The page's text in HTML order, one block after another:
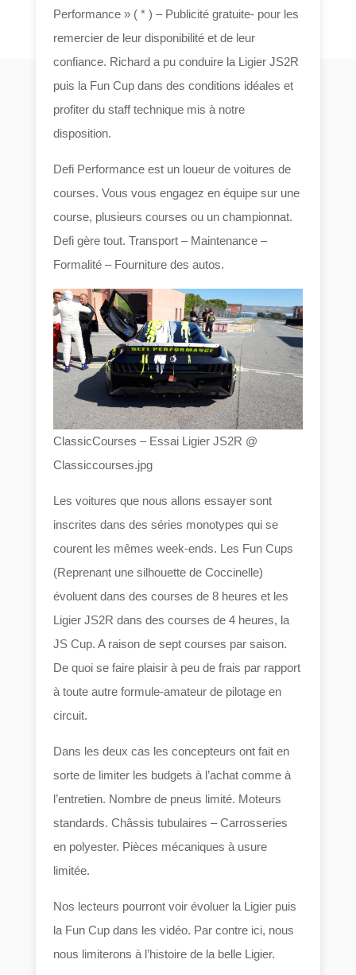
Performance » ( * ) – Publicité gratuite- pour les
remercier de leur disponibilité et de leur
confiance. Richard a pu conduire la Ligier JS2R
puis la Fun Cup dans des conditions idéales et
profiter du staff technique mis à notre
disposition.
Defi Performance est un loueur de voitures de
courses. Vous vous engagez en équipe sur une
course, plusieurs courses ou un championnat.
Defi gère tout. Transport – Maintenance –
Formalité – Fourniture des autos.
ClassicCourses – Essai Ligier JS2R @
Classiccourses.jpg
Les voitures que nous allons essayer sont
inscrites dans des séries monotypes qui se
courent les mêmes week-ends. Les Fun Cups
(Reprenant une silhouette de Coccinelle)
évoluent dans des courses de 8 heures et les
Ligier JS2R dans des courses de 4 heures, la
JS Cup. A raison de sept courses par saison.
De quoi se faire plaisir à peu de frais par rapport
à toute autre formule-amateur de pilotage en
circuit.
Dans les deux cas les concepteurs ont fait en
sorte de limiter les budgets à l’achat comme à
l’entretien. Nombre de pneus limité. Moteurs
standards. Châssis tubulaires – Carrosseries
en polyester. Pièces mécaniques à usure
limitée.
Nos lecteurs pourront voir évoluer la Ligier puis
la Fun Cup dans les vidéo. Par contre ici, nous
nous limiterons à l’histoire de la belle Ligier.